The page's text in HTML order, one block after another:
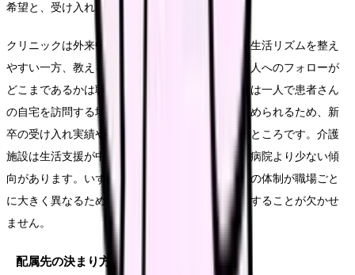
希望と、受け入れ先のサポート体制次第です。
クリニックは外来中心で夜勤がないことが多く、生活リズムを整え
やすい一方、教える側の人数が限られるため、新人へのフォローが
どこまであるかは職場差が大きいです。訪問看護は一人で患者さん
の自宅を訪問する場面が多く、判断力や経験が求められるため、新
卒の受け入れ実績や同行期間の長さを確認したいところです。介護
施設は生活支援が中心で、医療的な処置の頻度は病院より少ない傾
向があります。いずれも「新卒をどう育てるか」の体制が職場ごと
に大きく異なるため、見学や面接で具体的に確認することが欠かせ
ません。
配属先の決まり方も確認する